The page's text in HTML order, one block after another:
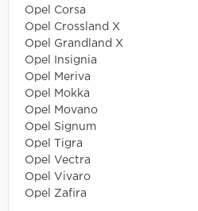
Opel Corsa
Opel Crossland X
Opel Grandland X
Opel Insignia
Opel Meriva
Opel Mokka
Opel Movano
Opel Signum
Opel Tigra
Opel Vectra
Opel Vivaro
Opel Zafira